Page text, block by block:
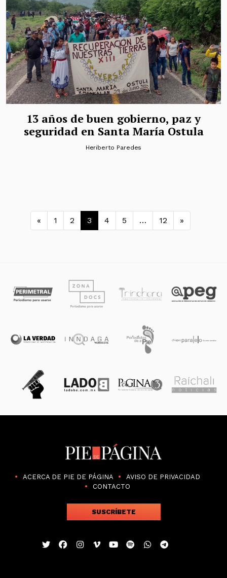
13 años de buen gobierno, paz y
seguridad en Santa María Ostula
Heriberto Paredes
Navegación de entradas
« 1 2 3 4 5 … 12 »
ACERCA DE PIE DE PÁGINA
AVISO DE PRIVACIDAD
CONTACTO
SUSCRÍBETE